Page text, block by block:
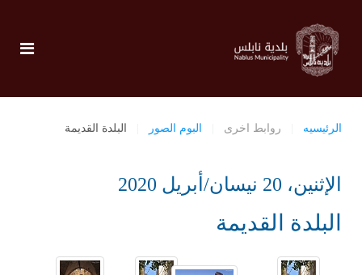
الرئيسيه روابط اخرى البوم الصور البلدة القديمة
الإثنين، 20 نيسان/أبريل 2020
البلدة القديمة